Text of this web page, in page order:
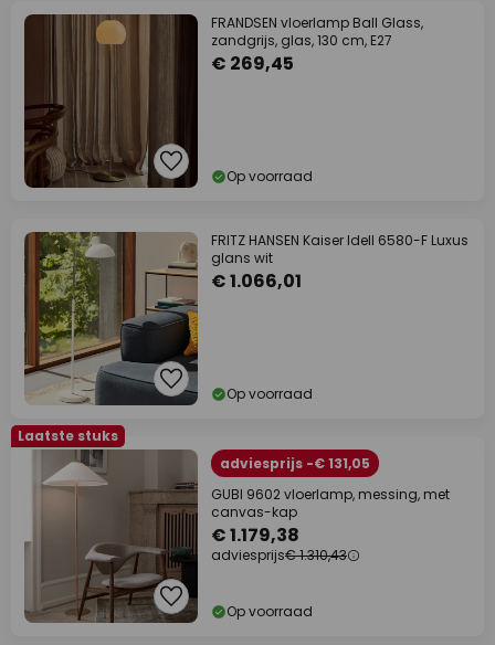
FRANDSEN vloerlamp Ball Glass,
zandgrijs, glas, 130 cm, E27
€ 269,45
Op voorraad
FRITZ HANSEN Kaiser Idell 6580-F Luxus
glans wit
€ 1.066,01
Op voorraad
Laatste stuks
adviesprijs -€ 131,05
GUBI 9602 vloerlamp, messing, met
canvas-kap
€ 1.179,38
adviesprijs€ 1.310,43
Op voorraad